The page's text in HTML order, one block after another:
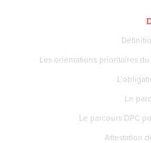
Les orientations prioritaires
Le
Le parcours DPC
Attestation